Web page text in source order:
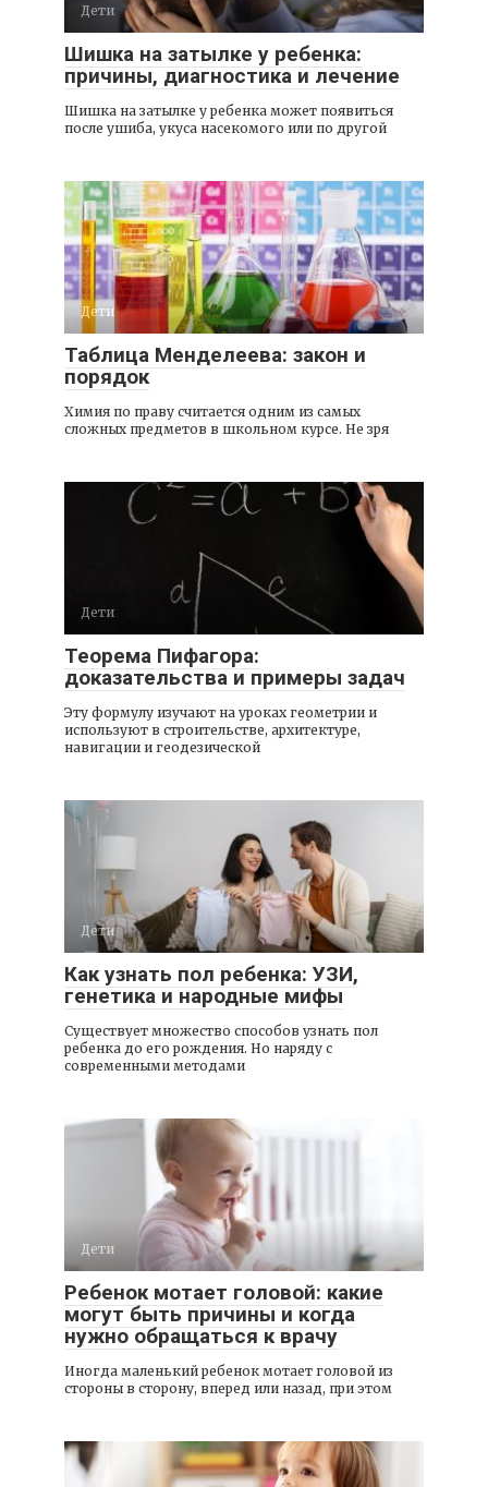
Дети
Шишка на затылке у ребенка:
причины, диагностика и лечение
Шишка на затылке у ребенка может появиться
после ушиба, укуса насекомого или по другой
Дети
Таблица Менделеева: закон и
порядок
Химия по праву считается одним из самых
сложных предметов в школьном курсе. Не зря
Дети
Теорема Пифагора:
доказательства и примеры задач
Эту формулу изучают на уроках геометрии и
используют в строительстве, архитектуре,
навигации и геодезической
Дети
Как узнать пол ребенка: УЗИ,
генетика и народные мифы
Существует множество способов узнать пол
ребенка до его рождения. Но наряду с
современными методами
Дети
Ребенок мотает головой: какие
могут быть причины и когда
нужно обращаться к врачу
Иногда маленький ребенок мотает головой из
стороны в сторону, вперед или назад, при этом